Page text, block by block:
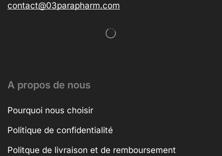
contact@03parapharm.com
A propos de nous
Pourquoi nous choisir
Politique de confidentialité
Politque de livraison et de remboursement